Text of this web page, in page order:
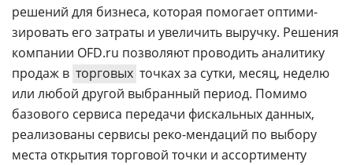
решений для бизнеса, которая помогает оптими-
зировать его затраты и увеличить выручку. Решения
компании OFD.ru позволяют проводить аналитику
продаж в торговых точках за сутки, месяц, неделю
или любой другой выбранный период. Помимо
базового сервиса передачи фискальных данных,
реализованы сервисы реко-мендаций по выбору
места открытия торговой точки и ассортименту